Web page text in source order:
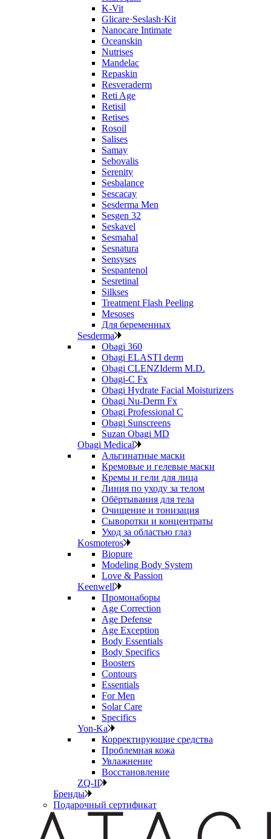
K-Vit
Glicare·Seslash·Kit
Nanocare Intimate
Oceanskin
Nutrises
Mandelac
Repaskin
Resveraderm
Reti Age
Retisil
Retises
Rosoil
Salises
Samay
Sebovalis
Serenity
Sesbalance
Sescacay
Sesderma Men
Sesgen 32
Seskavel
Sesmahal
Sesnatura
Sensyses
Sespantenol
Sesretinal
Silkses
Treatment Flash Peeling
Mesoses
Для беременных
Sesderma
Obagi 360
Obagi ELASTI derm
Obagi CLENZIderm M.D.
Obagi-C Fx
Obagi Hydrate Facial Moisturizers
Obagi Nu-Derm Fx
Obagi Professional C
Obagi Sunscreens
Suzan Obagi MD
Obagi Medical
Альгинатные маски
Кремовые и гелевые маски
Кремы и гели для лица
Линия по уходу за телом
Обёртывания для тела
Очищение и тонизация
Сыворотки и концентраты
Уход за областью глаз
Kosmoteros
Biopure
Modeling Body System
Love & Passion
Keenwell
Промонаборы
Age Correction
Age Defense
Age Exception
Body Essentials
Body Specifics
Boosters
Contours
Essentials
For Men
Solar Care
Specifics
Yon-Ka
Корректирующие средства
Проблемная кожа
Увлажнение
Восстановление
ZQ-II
Бренды
Подарочный сертификат